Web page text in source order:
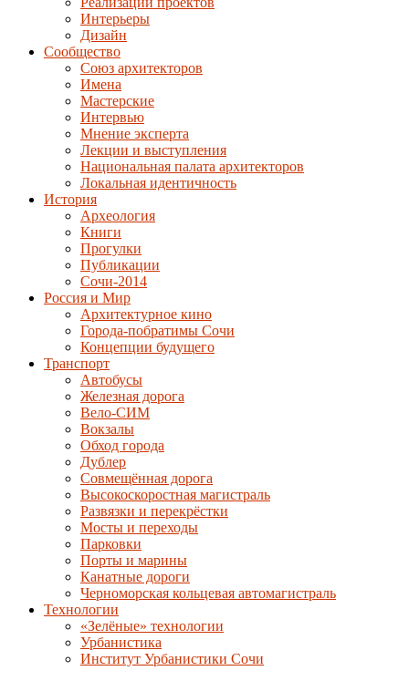
Интерьеры
Дизайн
Сообщество
Союз архитекторов
Имена
Мастерские
Интервью
Мнение эксперта
Лекции и выступления
Национальная палата архитекторов
Локальная идентичность
История
Археология
Книги
Прогулки
Публикации
Сочи-2014
Россия и Мир
Архитектурное кино
Города-побратимы Сочи
Концепции будущего
Транспорт
Автобусы
Железная дорога
Вело-СИМ
Вокзалы
Обход города
Дублер
Совмещённая дорога
Высокоскоростная магистраль
Развязки и перекрёстки
Мосты и переходы
Парковки
Порты и марины
Канатные дороги
Черноморская кольцевая автомагистраль
Технологии
«Зелёные» технологии
Урбанистика
Институт Урбанистики Сочи